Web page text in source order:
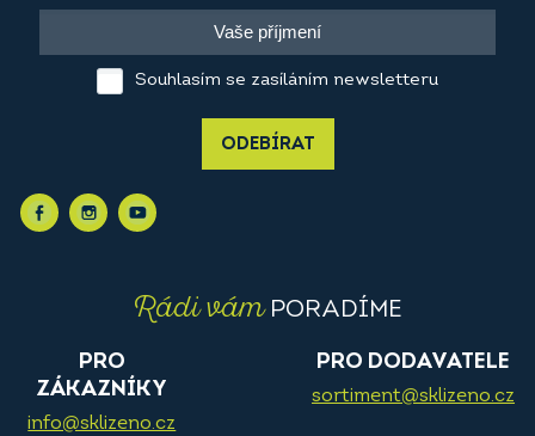
Souhlasím se zasíláním newsletteru
ODEBÍRAT
Rádi vámPORADÍME
PRO
ZÁKAZNÍKY
info@sklizeno.cz
PRO DODAVATELE
sortiment@sklizeno.cz